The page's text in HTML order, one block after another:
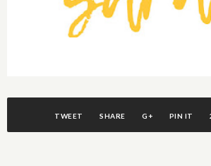
TWEET SHARE G+ PIN IT